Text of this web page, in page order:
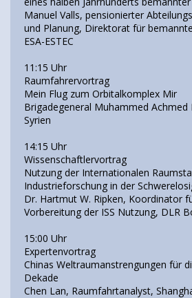
Manuel Valls, pensionierter
und Planung, Direktorat für
ESA-ESTEC
11:15 Uhr
Raumfahrervortrag
Mein Flug zum Orbitalkomplex Mir
Brigadegeneral Muhammed Achmed
Syrien
14:15 Uhr
Wissenschaftlervortrag
Nutzung der Internationalen
Industrieforschung in der
Dr. Hartmut W. Ripken, Koordinator
Vorbereitung der ISS Nutzung, DLR
15:00 Uhr
Expertenvortrag
Chinas Weltraumanstrengungen für
Dekade
Chen Lan, Raumfahrtanalyst,